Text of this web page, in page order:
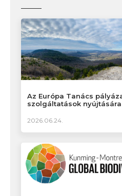
Az Európa Tanács
szolgáltatások nyújtására
2026.06.24.